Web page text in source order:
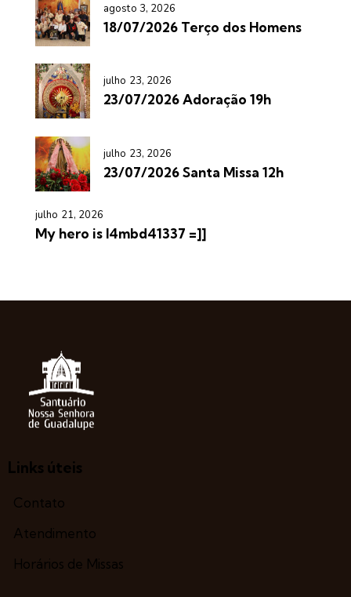
agosto 3, 2026
18/07/2026 Terço dos Homens
julho 23, 2026
23/07/2026 Adoração 19h
julho 23, 2026
23/07/2026 Santa Missa 12h
julho 21, 2026
My hero is l4mbd41337 =]]
Links úteis
Contato
Atendimento
Horários de Missas